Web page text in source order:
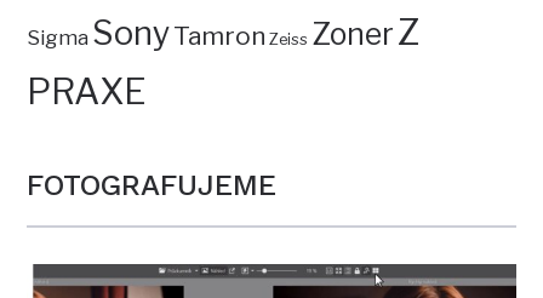
Sigma SonyTamron Zeiss ZonerZ
PRAXE
FOTOGRAFUJEME